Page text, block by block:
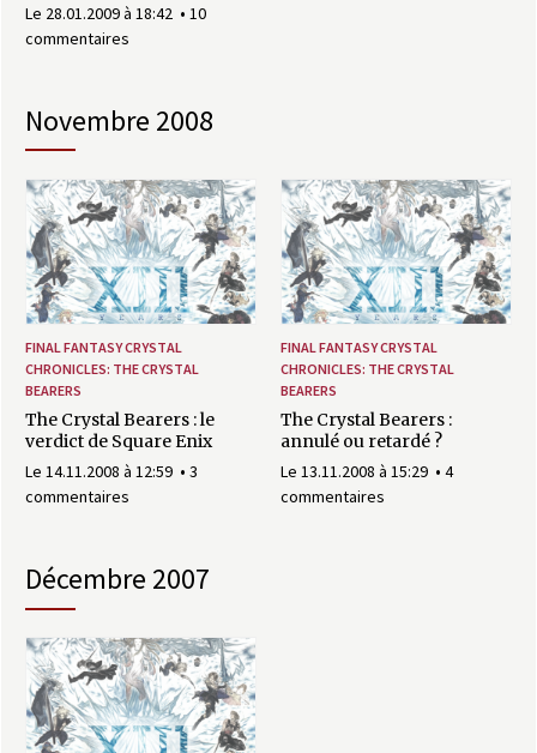
Le 28.01.2009 à 18:42
10
commentaires
novembre 2008
FINAL FANTASY CRYSTAL
CHRONICLES: THE CRYSTAL
BEARERS
The Crystal Bearers : le
verdict de Square Enix
Le 14.11.2008 à 12:59
3
commentaires
FINAL FANTASY CRYSTAL
CHRONICLES: THE CRYSTAL
BEARERS
The Crystal Bearers :
annulé ou retardé ?
Le 13.11.2008 à 15:29
4
commentaires
décembre 2007